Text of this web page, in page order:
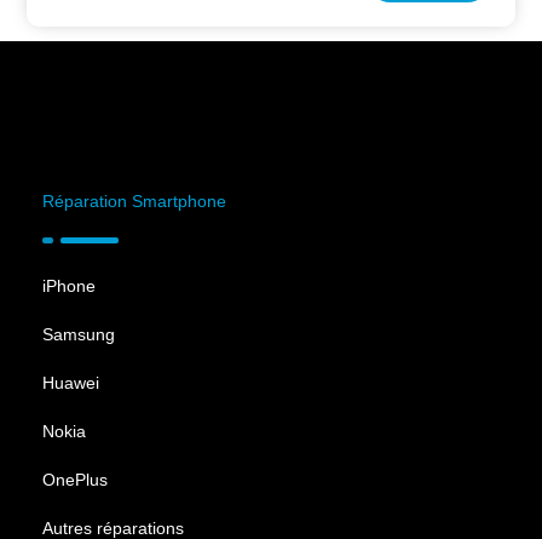
Réparation Smartphone
iPhone
Samsung
Huawei
Nokia
OnePlus
Autres réparations